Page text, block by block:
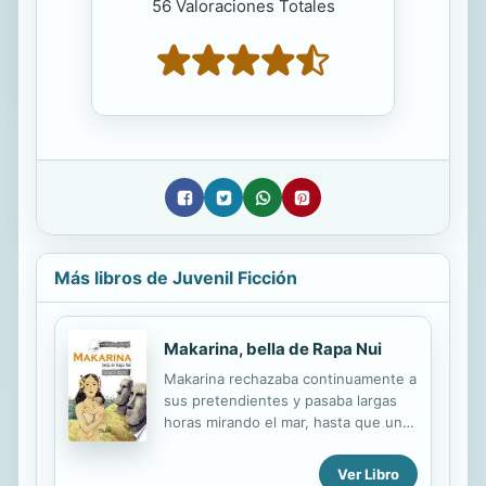
56 Valoraciones Totales
Más libros de Juvenil Ficción
Makarina, bella de Rapa Nui
Makarina rechazaba continuamente a
sus pretendientes y pasaba largas
horas mirando el mar, hasta que un
una historia de amor basada en una
Ver Libro